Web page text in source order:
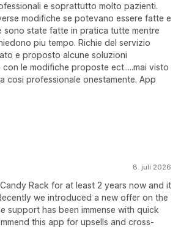
e soprattutto molto pazienti.
modifiche se potevano essere fatte e
sono state fatte in pratica tutte mentre
piu tempo. Richie del servizio
e proposto alcune soluzioni
le modifiche proposte ect.....mai visto
cosi professionale onestamente. App
8. juli 2026
Rack for at least 2 years now and it
we introduced a new offer on the
support has been immense with quick
this app for upsells and cross-